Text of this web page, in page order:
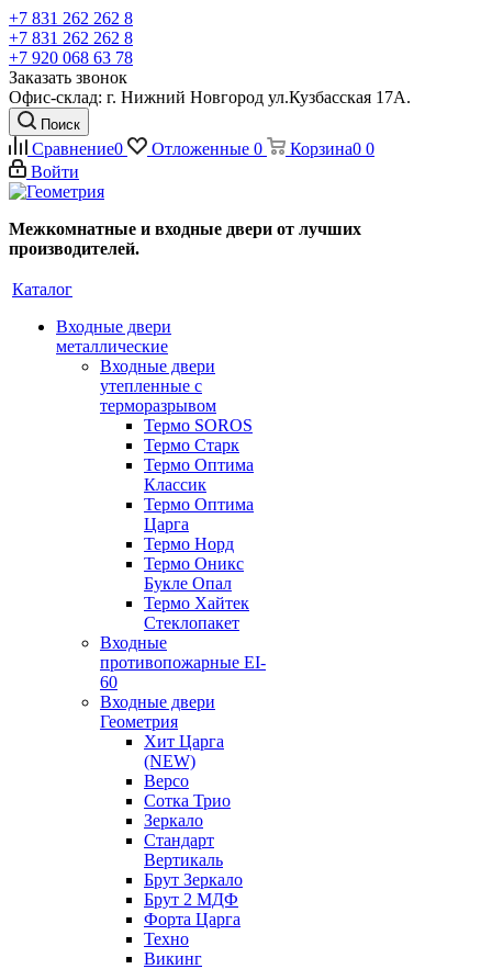
+7 831 262 262 8
+7 831 262 262 8
+7 920 068 63 78
Заказать звонок
Офис-склад: г. Нижний Новгород ул.Кузбасская 17А.
Поиск
Сравнение0 Отложенные 0 Корзина0 0
Войти
Межкомнатные и входные двери от лучших
производителей.
Каталог
Входные двери
металлические
Входные двери
утепленные с
терморазрывом
Термо SOROS
Термо Старк
Термо Оптима
Классик
Термо Оптима
Царга
Термо Норд
Термо Оникс
Букле Опал
Термо Хайтек
Стеклопакет
Входные
противопожарные EI-
60
Входные двери
Геометрия
Хит Царга
(NEW)
Версо
Сотка Трио
Зеркало
Стандарт
Вертикаль
Брут Зеркало
Брут 2 МДФ
Форта Царга
Техно
Викинг